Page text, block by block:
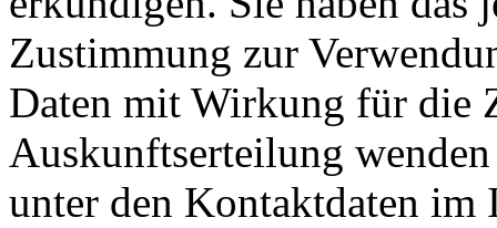
Zustimmung zur
Daten mit Wirkung für die
Auskunftserteilung
unter den Kontaktdaten im